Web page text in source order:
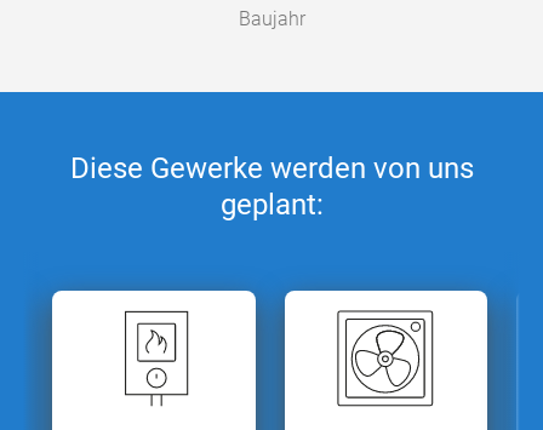
Baujahr
Diese Gewerke werden von uns
geplant: